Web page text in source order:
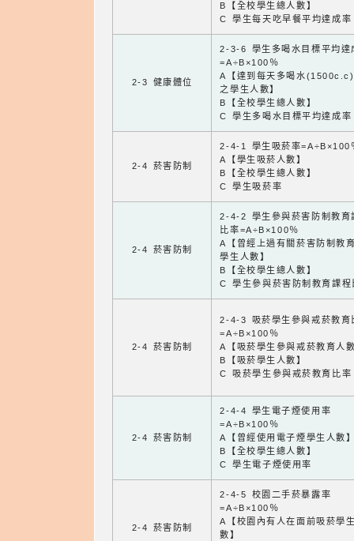
B【全校學生總人數】
C 學生每天吃早餐平均達成率
2-3 健康體位
2-3-6 學生多喝水目標平均達
=A÷B×100％
A【達到每天多喝水
之學生人數】
B【全校學生總人數】
C 學生多喝水目標平均達成率
2-4 菸害防制
2-4-1 學生吸菸率=A÷B×100
A【學生吸菸人數】
B【全校學生總人數】
C 學生吸菸率
2-4 菸害防制
2-4-2 學生參與菸害防制教育
比率=A÷B×100％
A【曾經上過有關菸害防制教
學生人數】
B【全校學生總人數】
C 學生參與菸害防制教育課程
2-4 菸害防制
2-4-3 吸菸學生參與戒菸教育
=A÷B×100％
A【吸菸學生參與戒菸教育人
B【吸菸學生人數】
C 吸菸學生參與戒菸教育比率
2-4 菸害防制
2-4-4 學生電子煙使用率
=A÷B×100％
A【曾經使用電子煙學生人數
B【全校學生總人數】
C 學生電子煙使用率
2-4 菸害防制
2-4-5 校園二手菸暴露率
=A÷B×100％
A【校園內有人在面前吸菸學
數】